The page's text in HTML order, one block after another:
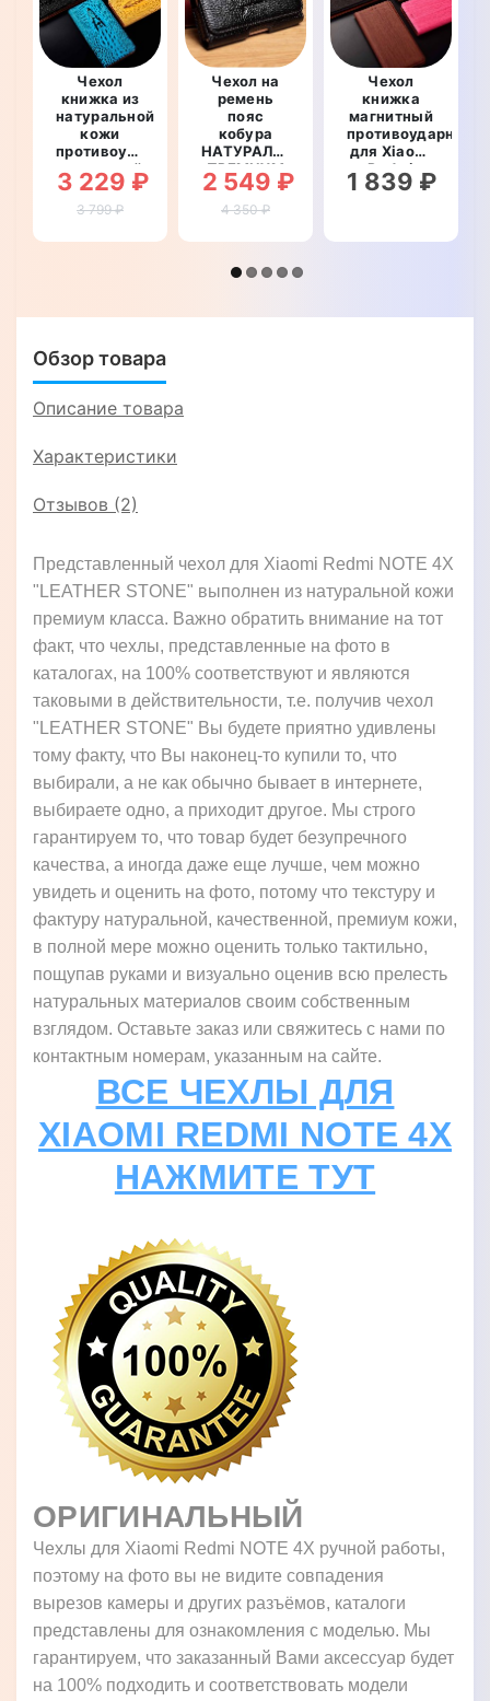
Чехол
книжка из
натуральной
кожи
противоударный
магнитный
для Xiaomi
Redmi
"CROCO
3 229 ₽
3 799 ₽
Чехол на
ремень
пояс
кобура
НАТУРАЛЬНАЯ
ПРЕМИУМ
КОЖА для
телефона
Redmi
"FLOTAR"
2 549 ₽
4 350 ₽
Чехол
книжка
магнитный
противоударный
для Xiaomi
Redmi
NOTE 4X
1 839 ₽
Обзор товара
Описание товара
Характеристики
Отзывов (2)
Представленный чехол для Xiaomi Redmi NOTE 4X
"LEATHER STONE" выполнен из натуральной кожи
премиум класса. Важно обратить внимание на тот
факт, что чехлы, представленные на фото в
каталогах, на 100% соответствуют и являются
таковыми в действительности, т.е. получив чехол
"LEATHER STONE" Вы будете приятно удивлены
тому факту, что Вы наконец-то купили то, что
выбирали, а не как обычно бывает в интернете,
выбираете одно, а приходит другое. Мы строго
гарантируем то, что товар будет безупречного
качества, а иногда даже еще лучше, чем можно
увидеть и оценить на фото, потому что текстуру и
фактуру натуральной, качественной, премиум кожи,
в полной мере можно оценить только тактильно,
пощупав руками и визуально оценив всю прелесть
натуральных материалов своим собственным
взглядом. Оставьте заказ или свяжитесь с нами по
контактным номерам, указанным на сайте.
ВСЕ ЧЕХЛЫ ДЛЯ
XIAOMI REDMI NOTE 4X
НАЖМИТЕ ТУТ
ОРИГИНАЛЬНЫЙ
Чехлы для Xiaomi Redmi NOTE 4X ручной работы,
поэтому на фото вы не видите совпадения
вырезов камеры и других разъёмов, каталоги
представлены для ознакомления с моделью. Мы
гарантируем, что заказанный Вами аксессуар будет
на 100% подходить и соответствовать модели